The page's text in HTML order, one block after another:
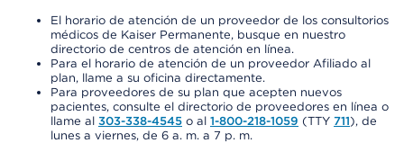
El horario de atención de un proveedor de los consultorios
médicos de Kaiser Permanente, busque en nuestro
directorio de centros de atención en línea.
Para el horario de atención de un proveedor Afiliado al
plan, llame a su oficina directamente.
Para proveedores de su plan que acepten nuevos
pacientes, consulte el directorio de proveedores en línea o
llame al 303-338-4545 o al 1-800-218-1059 (TTY 711), de
lunes a viernes, de 6 a. m. a 7 p. m.